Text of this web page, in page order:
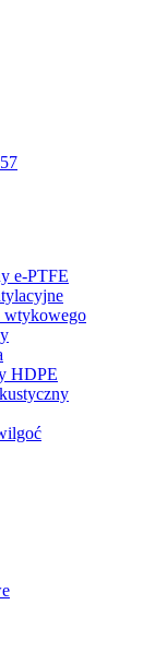
e-PTFE
wtykowego
HDPE